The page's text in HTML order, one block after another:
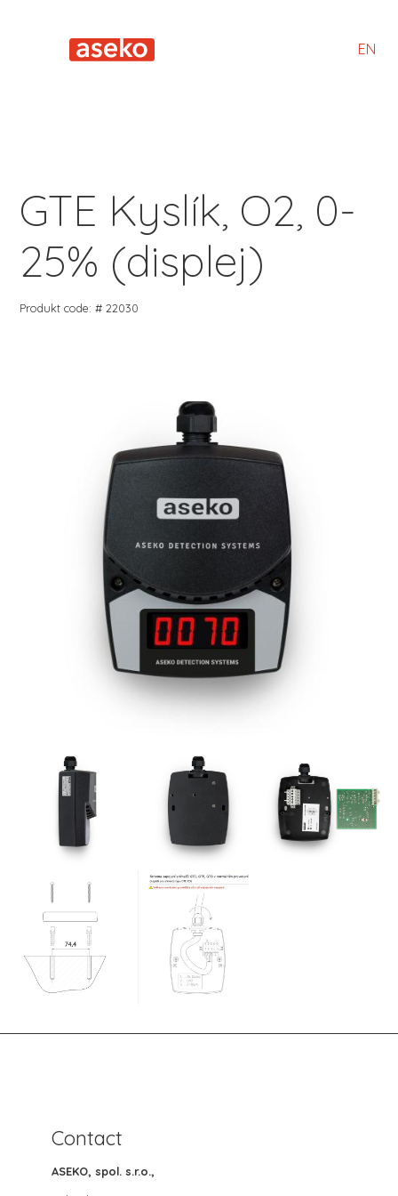
EN
GTE Kyslík, O2, 0-
25% (displej)
Produkt code: # 22030
Contact
ASEKO, spol. s.r.o.,